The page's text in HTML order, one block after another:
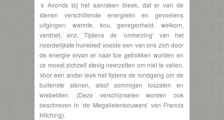
‘s Avonds bij het aanraken bleek, dat er van de
stenen verschillende energieën en gevoelens
uitgingen: warmte, kou, genegenheid, welkom,
verdriet, enz. Tijdens de ‘omhelzing’ van het
noordelijkste hunebed voelde een van ons zich door
de energie ervan er naar toe getrokken worden en
ze moest zichzelf stevig neerzetten om niet te vallen.
Voor een ander leek het tijdens de rondgang om de
buitenste stenen, alsof sommigen loszaten en
wiebelden. (Deze verschijnselen worden ook
beschreven in ‘de Megalietenbouwers’ van Francis
Hitching).